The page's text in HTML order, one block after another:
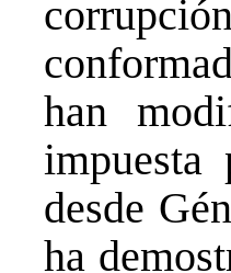
han
impuesta
desde
ha